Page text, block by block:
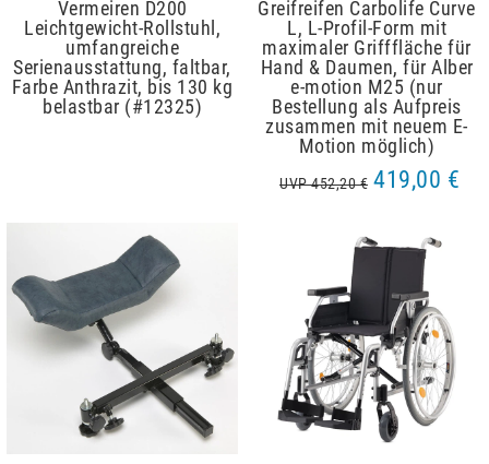
Vermeiren D200
Leichtgewicht-Rollstuhl,
umfangreiche
Serienausstattung, faltbar,
Farbe Anthrazit, bis 130 kg
belastbar (#12325)
Greifreifen Carbolife Curve
L, L-Profil-Form mit
maximaler Grifffläche für
Hand & Daumen, für Alber
e-motion M25 (nur
Bestellung als Aufpreis
zusammen mit neuem E-
Motion möglich)
UVP 452,20 € 419,00 €